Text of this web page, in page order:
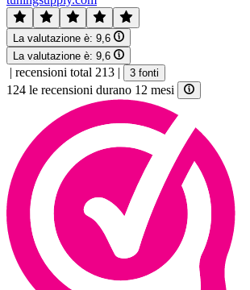
La valutazione è: 9,6
La valutazione è: 9,6
| recensioni total 213 | 3 fonti
124 le recensioni durano 12 mesi